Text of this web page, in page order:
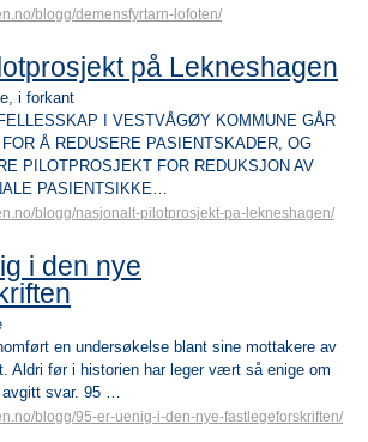
blogg/demensfyrtarn-lofoten/
på Lekneshagen
i forkant
I VESTVÅGØY KOMMUNE GÅR
Å REDUSERE PASIENTSKADER, OG
PILOTPROSJEKT FOR REDUKSJON AV
PASIENTSIKKE…
blogg/nasjonalt-pilotprosjekt-pa-lekneshagen/
i den nye
en undersøkelse blant sine mottakere av
Aldri før i historien har leger vært så enige om
svar. 95 …
blogg/95-er-uenig-i-den-nye-fastlegeforskriften/